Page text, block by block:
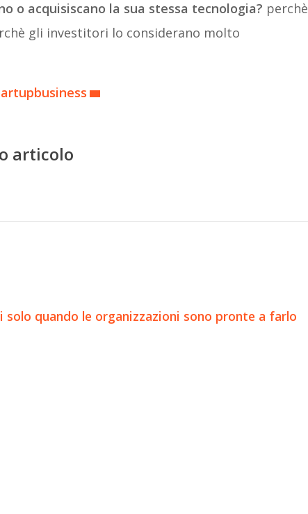
o acquisiscano la sua stessa tecnologia? perchè
gli investitori lo considerano molto
articolo
quando le organizzazioni sono pronte a farlo